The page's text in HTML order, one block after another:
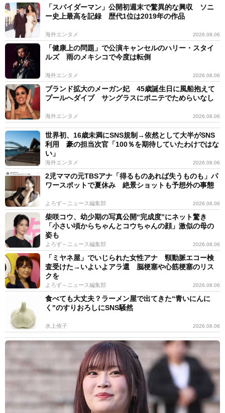
「スパイダーマン」公開初週末で驚異的な興収 ソニ
ー史上最高を記録 歴代1位は2019年の作品
海外エンタメ 2026.08.06
「健康上の問題」で公演キャンセルのハリー・スタイ
ルズ 雨のメキシコで今度は転倒
海外エンタメ 2026.08.06
ブランド拡大のメーガン妃 45歳誕生日に風船抱えて
プールへダイブ サングラスにポニテでためらいなし
海外エンタメ 2026.08.06
世界初、16歳未満にSNS規制→依然として大半がSNS
利用 豪の担当次官「100％を期待していたわけではな
い」
海外エンタメ 2026.08.06
2児ママの元TBSアナ「得るものあれば失うものも」パ
ワースポットで夏休み 絶景ショットも予想外の事態
よろず～ニュース編集部 2026.08.06
柴咲コウ、幼少期の写真公開“完成度”にネット驚き
「小さい頃からちゃんとコウちゃんの顔」激似の母の
姿も
よろず～ニュース編集部 2026.08.06
「ミヤネ屋」でいじられた女性アナ 頸動脈エコー検
査受けた→いよいよアラ還 脳梗塞や心筋梗塞のリス
クを
よろず～ニュース編集部 2026.08.06
食べても大丈夫？ラーメン屋で出てきた“青いにんに
く"のすりおろしにSNS騒然
水上侑子 2026.08.06